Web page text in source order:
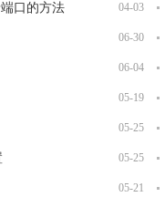
04-03
口的方法
06-30
06-04
05-19
05-25
05-25
05-21